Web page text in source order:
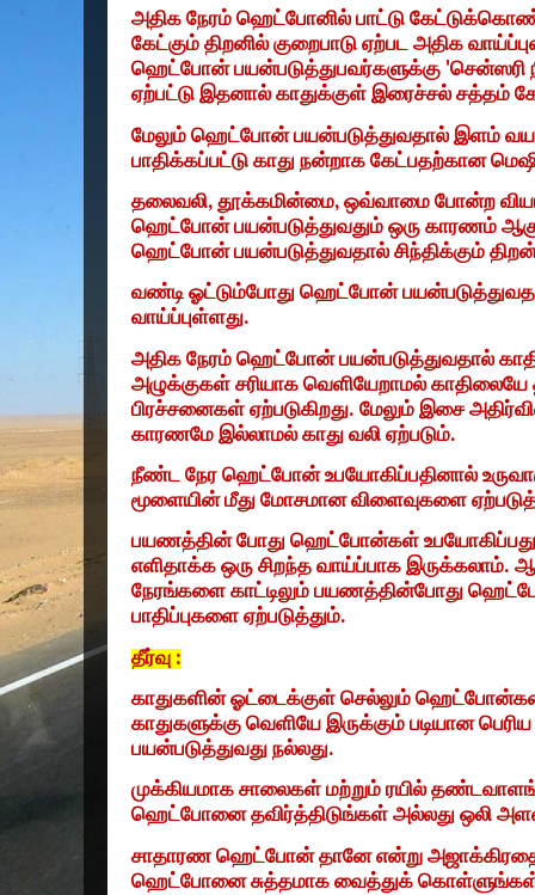
அதிக நேரம் ஹெட்போனில் பாட்டு
கேட்கும் திறனில் குறைபாடு ஏற்பட அதிக
ஹெட்போன் பயன்படுத்துபவர்களுக்கு 'சென்ஸரி
ஏற்பட்டு இதனால் காதுக்குள் இரைச்சல் சத்தம்
மேலும் ஹெட்போன் பயன்படுத்துவதால் இளம்
பாதிக்கப்பட்டு காது நன்றாக கேட்பதற்கான
தலைவலி, தூக்கமின்மை, ஒவ்வாமை போன்ற
ஹெட்போன் பயன்படுத்துவதும் ஒரு காரணம்
ஹெட்போன் பயன்படுத்துவதால் சிந்திக்கும்
வண்டி ஓட்டும்போது ஹெட்போன்
வாய்ப்புள்ளது.
அதிக நேரம் ஹெட்போன் பயன்படுத்துவதால்
அழுக்குகள் சரியாக வெளியேறாமல் காதிலையே
பிரச்சனைகள் ஏற்படுகிறது. மேலும் இசை
காரணமே இல்லாமல் காது வலி ஏற்படும்.
நீண்ட நேர ஹெட்போன் உபயோகிப்பதினால்
மூளையின் மீது மோசமான விளைவுகளை
பயணத்தின் போது ஹெட்போன்கள்
எளிதாக்க ஒரு சிறந்த வாய்ப்பாக
நேரங்களை காட்டிலும் பயணத்தின்போது
பாதிப்புகளை ஏற்படுத்தும்.
தீர்வு :
காதுகளின் ஓட்டைக்குள் செல்லும்
காதுகளுக்கு வெளியே இருக்கும் படியான
பயன்படுத்துவது நல்லது.
முக்கியமாக சாலைகள் மற்றும் ரயில்
ஹெட்போனை தவிர்த்திடுங்கள் அல்லது ஒலி
சாதாரண ஹெட்போன் தானே என்று
ஹெட்போனை சுத்தமாக வைத்துக் கொள்ளுங்கள்.